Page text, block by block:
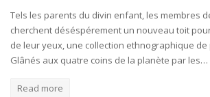
Tels les parents du divin enfant, les membres
cherchent déséspérement un nouveau toit
de leur yeux, une collection ethnographique de
Glânés aux quatre coins de la planète par les…
Read more